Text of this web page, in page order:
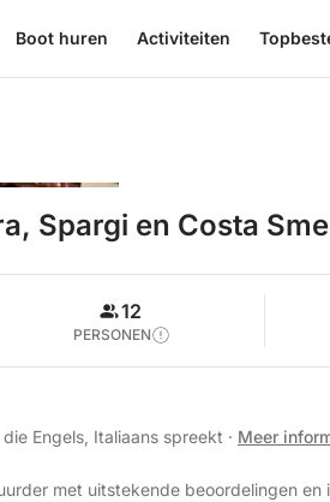
Boot huren Activiteiten
Spargi en Costa
12
PERSONEN
Engels, Italiaans spreekt · Meer
met uitstekende beoordelingen